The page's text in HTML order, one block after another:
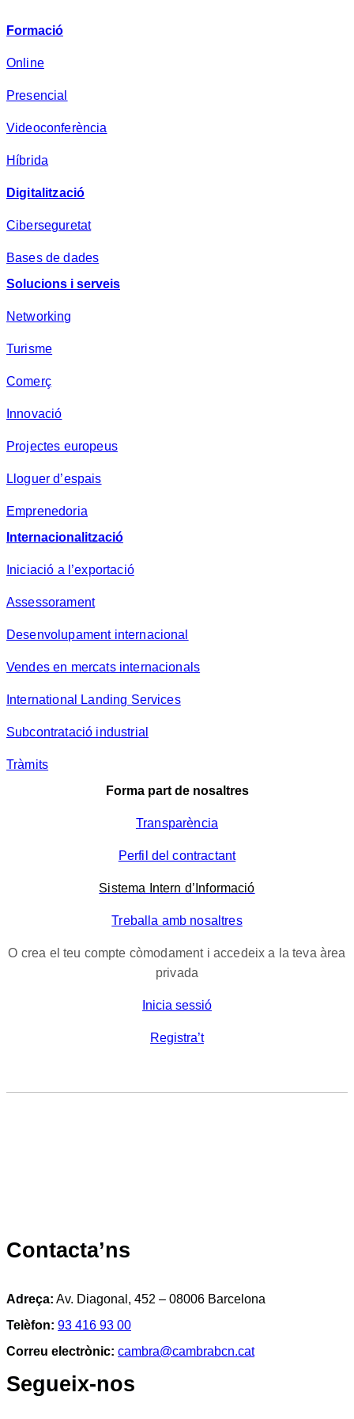
d
s
a
Formació
Online
Presencial
Videoconferència
Híbrida
Digitalització
Ciberseguretat
Bases de dades
Solucions i serveis
Networking
Turisme
Comerç
Innovació
Projectes europeus
Lloguer d’espais
Emprenedoria
Internacionalització
Iniciació a l’exportació
Assessorament
Desenvolupament internacional
Vendes en mercats internacionals
International Landing Services
Subcontratació industrial
Tràmits
Forma part de nosaltres
Transparència
Perfil del contractant
Sistema Intern d’Informació
Treballa amb nosaltres
O crea el teu compte còmodament i accedeix a la teva àrea
privada
Inicia sessió
Registra’t
Contacta’ns
Adreça: Av. Diagonal, 452 – 08006 Barcelona
Telèfon: 93 416 93 00
Correu electrònic: cambra@cambrabcn.cat
Segueix-nos